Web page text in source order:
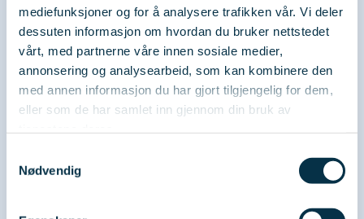
mediefunksjoner og for å analysere trafikken vår. Vi deler
dessuten informasjon om hvordan du bruker nettstedet
vårt, med partnerne våre innen sosiale medier,
annonsering og analysearbeid, som kan kombinere den
med annen informasjon du har gjort tilgjengelig for dem,
eller som de har samlet inn gjennom din bruk av
Nødvendig